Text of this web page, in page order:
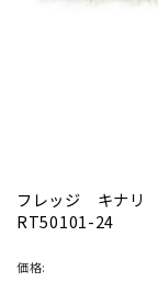
フレッジ キナ
RT50101-24
価格: